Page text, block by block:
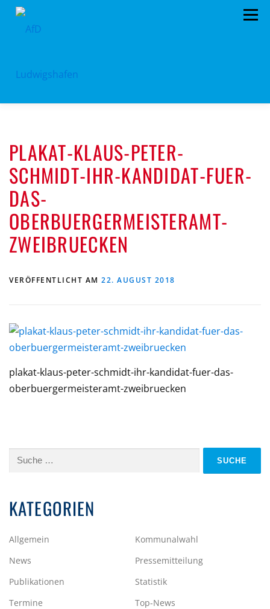
Zum
Menü
PROGRAMM KONTAKT SPENDEN
PLAKAT-KLAUS-PETER-
SCHMIDT-IHR-KANDIDAT-FUER-
DAS-
OBERBUERGERMEISTERAMT-
ZWEIBRUECKEN
VERÖFFENTLICHT AM 22. AUGUST 2018
plakat-klaus-peter-schmidt-ihr-kandidat-fuer-das-
oberbuergermeisteramt-zweibruecken
Suche
KATEGORIEN
Allgemein
Kommunalwahl
News
Pressemitteilung
Publikationen
Statistik
Termine
Top-News